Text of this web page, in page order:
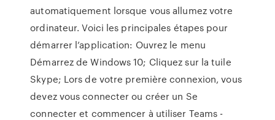
automatiquement lorsque vous allumez votre
ordinateur. Voici les principales étapes pour
démarrer l’application: Ouvrez le menu
Démarrez de Windows 10; Cliquez sur la tuile
Skype; Lors de votre première connexion, vous
devez vous connecter ou créer un Se
connecter et commencer à utiliser Teams -